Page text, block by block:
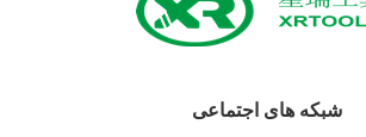
شبکه های اجتماعی